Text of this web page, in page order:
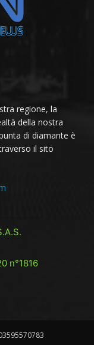
regione, la
della nostra
di diamante è
il sito
n°1816